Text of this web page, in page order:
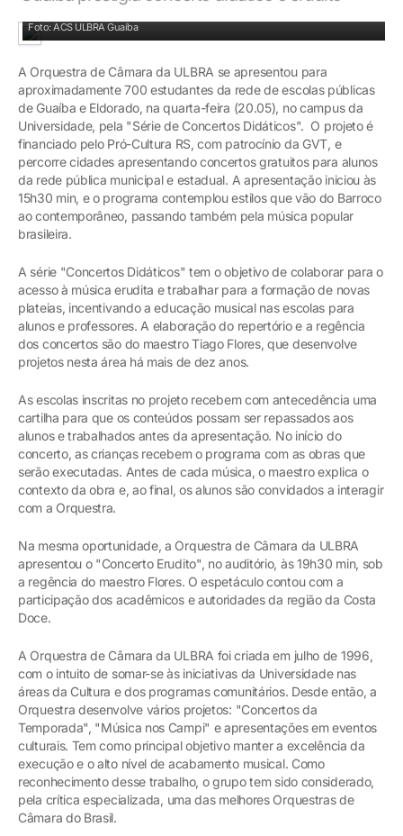
Foto: ACS ULBRA Guaíba
A Orquestra de Câmara da ULBRA se apresentou para
aproximadamente 700 estudantes da rede de escolas públicas
de Guaíba e Eldorado, na quarta-feira (20.05), no campus da
Universidade, pela "Série de Concertos Didáticos". O projeto é
financiado pelo Pró-Cultura RS, com patrocínio da GVT, e
percorre cidades apresentando concertos gratuitos para alunos
da rede pública municipal e estadual. A apresentação iniciou às
15h30 min, e o programa contemplou estilos que vão do Barroco
ao contemporâneo, passando também pela música popular
brasileira.
A série "Concertos Didáticos" tem o objetivo de colaborar para o
acesso à música erudita e trabalhar para a formação de novas
plateias, incentivando a educação musical nas escolas para
alunos e professores. A elaboração do repertório e a regência
dos concertos são do maestro Tiago Flores, que desenvolve
projetos nesta área há mais de dez anos.
As escolas inscritas no projeto recebem com antecedência uma
cartilha para que os conteúdos possam ser repassados aos
alunos e trabalhados antes da apresentação. No início do
concerto, as crianças recebem o programa com as obras que
serão executadas. Antes de cada música, o maestro explica o
contexto da obra e, ao final, os alunos são convidados a interagir
com a Orquestra.
Na mesma oportunidade, a Orquestra de Câmara da ULBRA
apresentou o "Concerto Erudito", no auditório, às 19h30 min, sob
a regência do maestro Flores. O espetáculo contou com a
participação dos acadêmicos e autoridades da região da Costa
Doce.
A Orquestra de Câmara da ULBRA foi criada em julho de 1996,
com o intuito de somar-se às iniciativas da Universidade nas
áreas da Cultura e dos programas comunitários. Desde então, a
Orquestra desenvolve vários projetos: "Concertos da
Temporada", "Música nos Campi" e apresentações em eventos
culturais. Tem como principal objetivo manter a excelência da
execução e o alto nível de acabamento musical. Como
reconhecimento desse trabalho, o grupo tem sido considerado,
pela crítica especializada, uma das melhores Orquestras de
Câmara do Brasil.